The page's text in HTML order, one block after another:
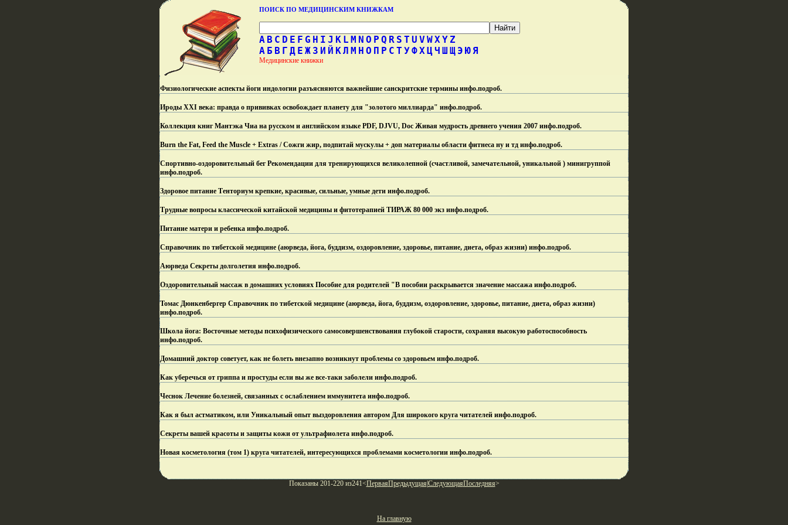
ПОИСК ПО МЕДИЦИНСКИМ КНИЖКАМ
A B C D E F G H I J K L M N O P Q R S T U V WXY Z
А Б В Г Д Е Ж З И Й КЛ М Н О П Р С Т УФХЦЧ Ш Щ Э ЮЯ
Медицинские книжки
Физиологические аспекты йоги индологии разъясняются важнейшие санскритские термины инфо.подроб.
Ироды XXI века: правда о прививках освобождает планету для "золотого миллиарда" инфо.подроб.
Коллекция книг Мантэка Чиа на русском и английском языке PDF, DJVU, Doc Живая мудрость древнего учения 2007 инфо.подроб.
Burn the Fat, Feed the Muscle + Extras / Сожги жир, подпитай мускулы + доп материалы области фитнеса ну и тд инфо.подроб.
Спортивно-оздоровительный бег Рекомендации для тренирующихся великолепной (счастливой, замечательной, уникальной ) минигруппой
инфо.подроб.
Здоровое питание Тенториум крепкие, красивые, сильные, умные дети инфо.подроб.
Трудные вопросы классической китайской медицины и фитотерапией ТИРАЖ 80 000 экз инфо.подроб.
Питание матери и ребенка инфо.подроб.
Справочник по тибетской медицине (аюрведа, йога, буддизм, оздоровление, здоровье, питание, диета, образ жизни) инфо.подроб.
Aюрведа Секреты долголетия инфо.подроб.
Оздоровительный массаж в домашних условиях Пособие для родителей "В пособии раскрывается значение массажа инфо.подроб.
Томас Дюнкенбергер Справочник по тибетской медицине (аюрведа, йога, буддизм, оздоровление, здоровье, питание, диета, образ жизни)
инфо.подроб.
Школа йога: Восточные методы психофизического самосовершенствования глубокой старости, сохраняя высокую работоспособность
инфо.подроб.
Домашний доктор советует, как не болеть внезапно возникнут проблемы со здоровьем инфо.подроб.
Как уберечься от гриппа и простуды если вы же все-таки заболели инфо.подроб.
Чеснок Лечение болезней, связанных с ослаблением иммунитета инфо.подроб.
Как я был астматиком, или Уникальный опыт выздоровления автором Для широкого круга читателей инфо.подроб.
Секреты вашей красоты и защиты кожи от ультрафиолета инфо.подроб.
Новая косметология (том 1) круга читателей, интересующихся проблемами косметологии инфо.подроб.
Показаны 201-220 из241<ПерваяПредыдущая СледующаяПоследняя>
На главную